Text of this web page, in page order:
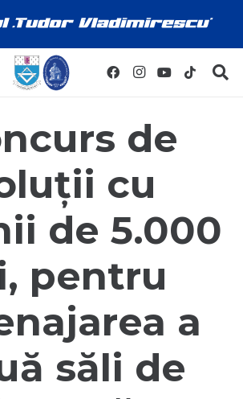
de
cu
de 5.000
pentru
a
săli de